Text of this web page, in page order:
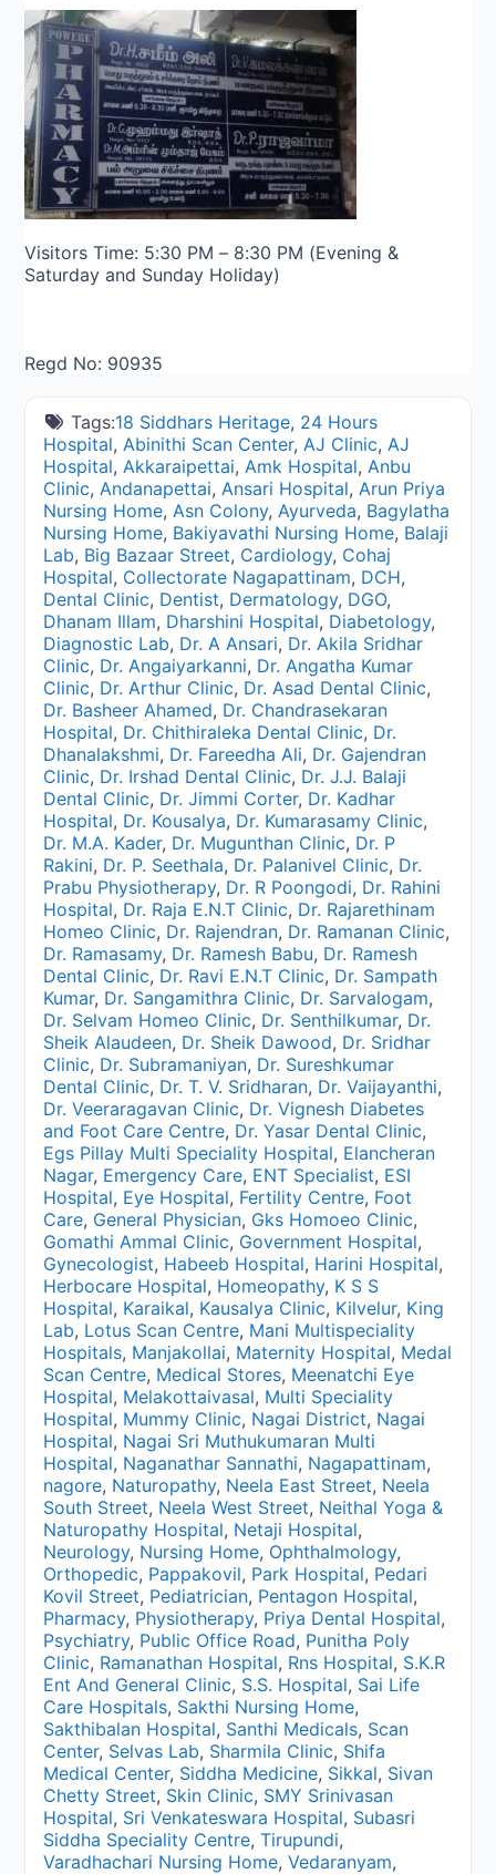
Visitors Time: 5:30 PM – 8:30 PM (Evening &
Saturday and Sunday Holiday)
Regd No: 90935
Tags:18 Siddhars Heritage, 24 Hours
Hospital,Abinithi Scan Center,AJ Clinic,AJ
Hospital,Akkaraipettai,Amk Hospital,Anbu
Clinic,Andanapettai,Ansari Hospital,Arun Priya
Nursing Home,Asn Colony,Ayurveda, Bagylatha
Nursing Home, Bakiyavathi Nursing Home, Balaji
Lab, Big Bazaar Street, Cardiology, Cohaj
Hospital, Collectorate Nagapattinam, DCH,
Dental Clinic, Dentist, Dermatology, DGO,
Dhanam Illam, Dharshini Hospital, Diabetology,
Diagnostic Lab, Dr. A Ansari, Dr. Akila Sridhar
Clinic, Dr. Angaiyarkanni, Dr. Angatha Kumar
Clinic, Dr. Arthur Clinic, Dr. Asad Dental Clinic,
Dr. Basheer Ahamed, Dr. Chandrasekaran
Hospital, Dr. Chithiraleka Dental Clinic, Dr.
Dhanalakshmi, Dr. Fareedha Ali, Dr. Gajendran
Clinic, Dr. Irshad Dental Clinic, Dr. J.J. Balaji
Dental Clinic, Dr. Jimmi Corter, Dr. Kadhar
Hospital, Dr. Kousalya, Dr. Kumarasamy Clinic,
Dr. M.A. Kader, Dr. Mugunthan Clinic, Dr. P
Rakini, Dr. P. Seethala, Dr. Palanivel Clinic, Dr.
Prabu Physiotherapy, Dr. R Poongodi, Dr. Rahini
Hospital, Dr. Raja E.N.T Clinic, Dr. Rajarethinam
Homeo Clinic, Dr. Rajendran, Dr. Ramanan Clinic,
Dr. Ramasamy, Dr. Ramesh Babu, Dr. Ramesh
Dental Clinic, Dr. Ravi E.N.T Clinic, Dr. Sampath
Kumar, Dr. Sangamithra Clinic, Dr. Sarvalogam,
Dr. Selvam Homeo Clinic, Dr. Senthilkumar, Dr.
Sheik Alaudeen, Dr. Sheik Dawood, Dr. Sridhar
Clinic, Dr. Subramaniyan, Dr. Sureshkumar
Dental Clinic, Dr. T. V. Sridharan, Dr. Vaijayanthi,
Dr. Veeraragavan Clinic, Dr. Vignesh Diabetes
and Foot Care Centre, Dr. Yasar Dental Clinic,
Egs Pillay Multi Speciality Hospital, Elancheran
Nagar, Emergency Care, ENT Specialist, ESI
Hospital, Eye Hospital, Fertility Centre, Foot
Care, General Physician, Gks Homoeo Clinic,
Gomathi Ammal Clinic, Government Hospital,
Gynecologist, Habeeb Hospital, Harini Hospital,
Herbocare Hospital, Homeopathy, K S S
Hospital, Karaikal, Kausalya Clinic, Kilvelur, King
Lab, Lotus Scan Centre, Mani Multispeciality
Hospitals, Manjakollai, Maternity Hospital, Medal
Scan Centre, Medical Stores, Meenatchi Eye
Hospital, Melakottaivasal, Multi Speciality
Hospital, Mummy Clinic, Nagai District, Nagai
Hospital, Nagai Sri Muthukumaran Multi
Hospital, Naganathar Sannathi, Nagapattinam,
nagore, Naturopathy, Neela East Street, Neela
South Street, Neela West Street, Neithal Yoga &
Naturopathy Hospital, Netaji Hospital,
Neurology, Nursing Home, Ophthalmology,
Orthopedic, Pappakovil, Park Hospital, Pedari
Kovil Street, Pediatrician, Pentagon Hospital,
Pharmacy, Physiotherapy, Priya Dental Hospital,
Psychiatry, Public Office Road, Punitha Poly
Clinic, Ramanathan Hospital, Rns Hospital, S.K.R
Ent And General Clinic, S.S. Hospital, Sai Life
Care Hospitals, Sakthi Nursing Home,
Sakthibalan Hospital, Santhi Medicals, Scan
Center, Selvas Lab, Sharmila Clinic, Shifa
Medical Center, Siddha Medicine, Sikkal, Sivan
Chetty Street, Skin Clinic, SMY Srinivasan
Hospital, Sri Venkateswara Hospital, Subasri
Siddha Speciality Centre,Tirupundi,
Varadhachari Nursing Home,Vedaranyam,